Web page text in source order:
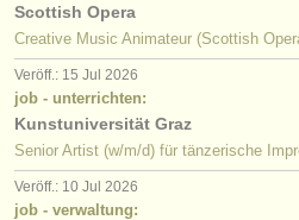
nachrichten in der
verlage:
anzeige veröffentlichen
find out about ourATS
faq
Scottish Opera
Creative Music Animateur (Scottish
Veröff.: 15 Jul 2026
job - unterrichten:
Kunstuniversität Graz
Senior Artist (w/m/d) für tänzerische
Veröff.: 10 Jul 2026
job - verwaltung: